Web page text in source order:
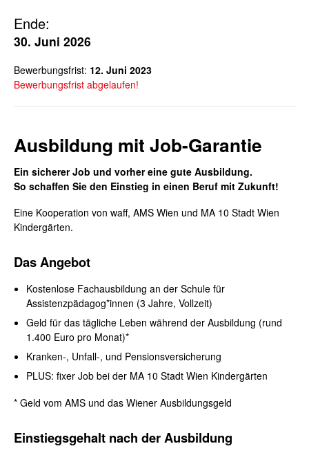
Ende:
30. Juni 2026
Bewerbungsfrist: 12. Juni 2023
Bewerbungsfrist abgelaufen!
Ausbildung mit Job-Garantie
Ein sicherer Job und vorher eine gute Ausbildung.
So schaffen Sie den Einstieg in einen Beruf mit Zukunft!
Eine Kooperation von waff, AMS Wien und MA 10 Stadt Wien
Kindergärten.
Das Angebot
Kostenlose Fachausbildung an der Schule für
Assistenzpädagog*innen (3 Jahre, Vollzeit)
Geld für das tägliche Leben während der Ausbildung (rund
1.400 Euro pro Monat)*
Kranken-, Unfall-, und Pensionsversicherung
PLUS: fixer Job bei der MA 10 Stadt Wien Kindergärten
* Geld vom AMS und das Wiener Ausbildungsgeld
Einstiegsgehalt nach der Ausbildung